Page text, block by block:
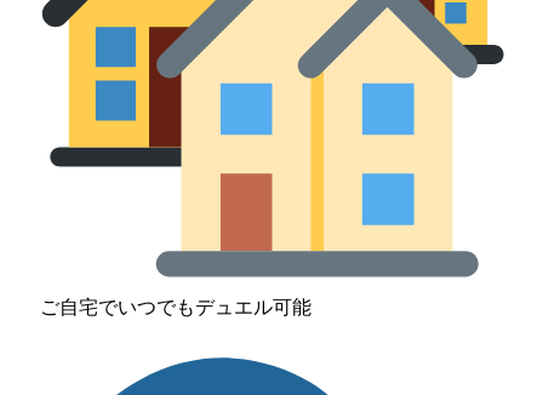
ご自宅でいつでもデュエル可能